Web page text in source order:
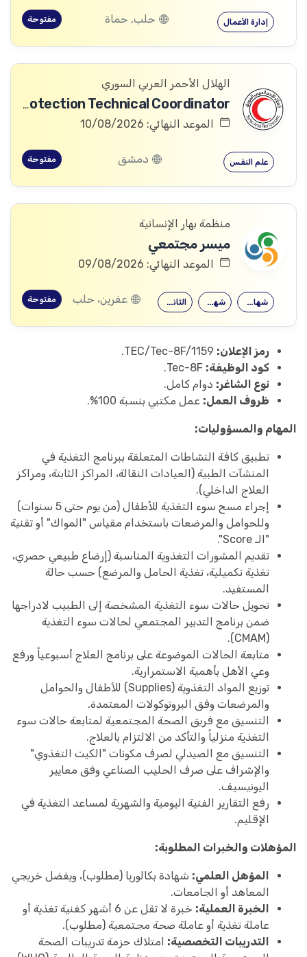
إدارة الأعمال حلب, حماة مفتوحة
الهلال الأحمر العربي السوري
Community Services and Protection Technical Coordinator
الموعد النهائي: 10/08/2026
علم النفس دمشق مفتوحة
منظمة بهار الإنسانية
ميسر مجتمعي
الموعد النهائي: 09/08/2026
الثانوية العامة شهادة معهد شهادة جامعية عفرين، حلب مفتوحة
رمز الإعلان:
كود الوظيفة:
نوع الشاغر: دوام كامل.
ظروف العمل: عمل مكتبي بنسبة 100%.
المهام والمسؤوليات:
تطبيق كافة النشاطات المتعلقة ببرنامج التغذية في
المنشآت الطبية (العيادات النقالة، المراكز الثابتة، ومراكز
العلاج الداخلي).
إجراء مسح سوء التغذية للأطفال (من يوم حتى 5 سنوات)
وللحوامل والمرضعات باستخدام مقياس "المواك" أو تقنية
"الـ Score".
تقديم المشورات التغذوية المناسبة (إرضاع طبيعي حصري،
تغذية تكميلية، تغذية الحامل والمرضع) حسب حالة
المستفيد.
تحويل حالات سوء التغذية المشخصة إلى الطبيب لادراجها
ضمن برنامج التدبير المجتمعي لحالات سوء التغذية
(CMAM).
متابعة الحالات الموضوعة على برنامج العلاج أسبوعياً ورفع
وعي الأهل بأهمية الاستمرارية.
توزيع المواد التغذوية (Supplies) للأطفال والحوامل
والمرضعات وفق البروتوكولات المعتمدة.
التنسيق مع فريق الصحة المجتمعية لمتابعة حالات سوء
التغذية منزلياً والتأكد من الالتزام بالعلاج.
التنسيق مع الصيدلي لصرف مكونات "الكيت التغذوي"
والإشراف على صرف الحليب الصناعي وفق معايير
اليونيسيف.
رفع التقارير الفنية اليومية والشهرية لمساعد التغذية في
الإقليم.
المؤهلات والخبرات المطلوبة:
المؤهل العلمي: شهادة بكالوريا (مطلوب)، ويفضل خريجي
المعاهد أو الجامعات.
الخبرة العملية:
خبرة لا تقل عن 6 أشهر كفنية تغذية أو
عاملة تغذية أو عاملة صحة مجتمعية (مطلوب).
التدريبات التخصصية: امتلاك حزمة تدريبات الصحة